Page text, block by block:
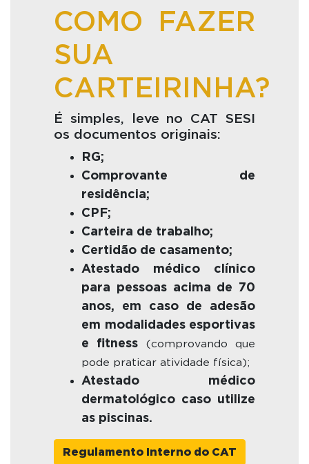
COMO FAZER
SUA
CARTEIRINHA?
É simples, leve no CAT SESI
os documentos originais:
RG;
Comprovante de
residência;
CPF;
Carteira de trabalho;
Certidão de casamento;
Atestado médico clínico
para pessoas acima de 70
anos, em caso de adesão
em modalidades esportivas
e fitness (comprovando que
pode praticar atividade física);
Atestado médico
dermatológico caso utilize
as piscinas.
Regulamento Interno do CAT